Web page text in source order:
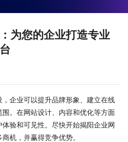
为您的企业打造专业
企业可以提升品牌形象、建立在线
。在网站设计、内容和优化等方面
验和可见性。尽快开始揭阳企业网
机，并赢得竞争优势。